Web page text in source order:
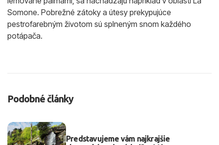
Somone. Pobrežné zátoky a útesy prekypujúce
pestrofarebným životom sú splneným snom každého
potápača.
Podobné články
Predstavujeme vám najkrajšie